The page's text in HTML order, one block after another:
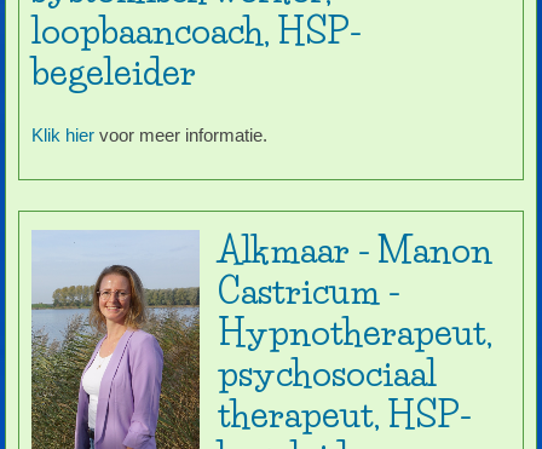
loopbaancoach, HSP-
begeleider
Klik hier voor meer informatie.
Alkmaar - Manon
Castricum -
Hypnotherapeut,
psychosociaal
therapeut, HSP-